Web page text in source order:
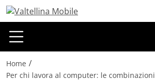
Home /
Per chi lavora al computer: le